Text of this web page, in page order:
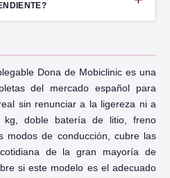
Dona de Mobiclinic es una
del mercado español para
sin renunciar a la ligereza ni a
kg, doble batería de litio, freno
modos de conducción, cubre las
de la gran mayoría de
si este modelo es el adecuado